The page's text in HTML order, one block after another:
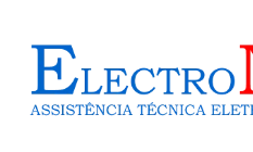
conteúdo